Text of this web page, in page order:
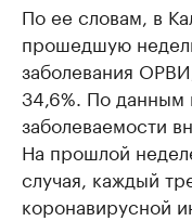
По ее словам, в
прошедшую
заболевания
34,6%. По данным
заболеваемости
На прошлой
случая, каждый
коронавирусной